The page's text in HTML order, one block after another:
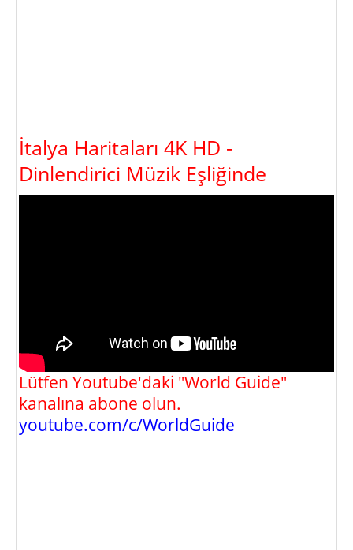
İtalya Haritaları 4K HD -
Dinlendirici Müzik Eşliğinde
Lütfen Youtube'daki "World Guide"
kanalına abone olun.
youtube.com/c/WorldGuide